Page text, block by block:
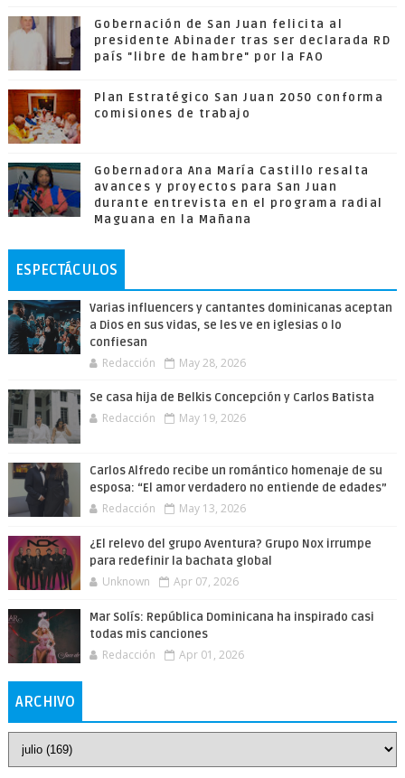
Gobernación de San Juan felicita al
presidente Abinader tras ser declarada RD
país "libre de hambre" por la FAO
Plan Estratégico San Juan 2050 conforma
comisiones de trabajo
Gobernadora Ana María Castillo resalta
avances y proyectos para San Juan
durante entrevista en el programa radial
Maguana en la Mañana
ESPECTÁCULOS
Varias influencers y cantantes dominicanas aceptan
a Dios en sus vidas, se les ve en iglesias o lo
confiesan
Redacción May 28, 2026
Se casa hija de Belkis Concepción y Carlos Batista
Redacción May 19, 2026
Carlos Alfredo recibe un romántico homenaje de su
esposa: “El amor verdadero no entiende de edades”
Redacción May 13, 2026
¿El relevo del grupo Aventura? Grupo Nox irrumpe
para redefinir la bachata global
Unknown Apr 07, 2026
Mar Solís: República Dominicana ha inspirado casi
todas mis canciones
Redacción Apr 01, 2026
ARCHIVO